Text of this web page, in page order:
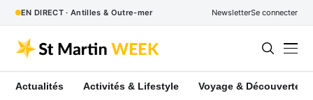
EN DIRECT · Antilles & Outre-mer NewsletterSe connecter
Actualités Activités & Lifestyle Voyage & Découverte